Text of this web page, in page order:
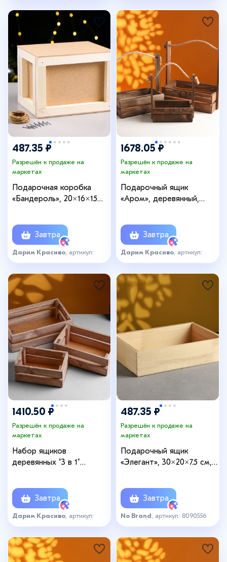
487.35 ₽
Разрешён к продаже на
маркетах
Подарочная коробка
«Бандероль», 20×16×15
Завтра
Дарим Красиво , артикул:
7061129
1678.05 ₽
Разрешён к продаже на
маркетах
Подарочный ящик
«Аром», деревянный,
Завтра
Дарим Красиво , артикул:
7590503
1410.50 ₽
Разрешён к продаже на
маркетах
Набор ящиков
деревянных "3 в 1"
Состареный
Завтра
Дарим Красиво , артикул:
7636939
487.35 ₽
Разрешён к продаже на
маркетах
Подарочный ящик
«Элегант», 30×20×7.5 см,
Завтра
No Brand , артикул: 8090556